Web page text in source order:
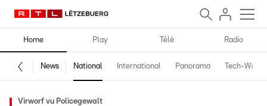
Home Play Télé Radio
News National International Panorama Tech-World
Virworf vu Policegewalt